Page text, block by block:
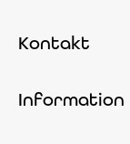
Kontakt
Information